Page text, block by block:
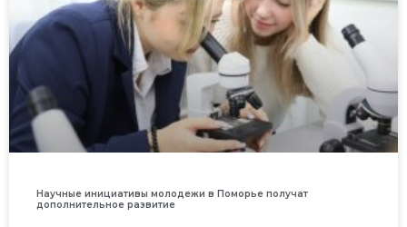
Научные инициативы молодежи в Поморье получат
дополнительное развитие